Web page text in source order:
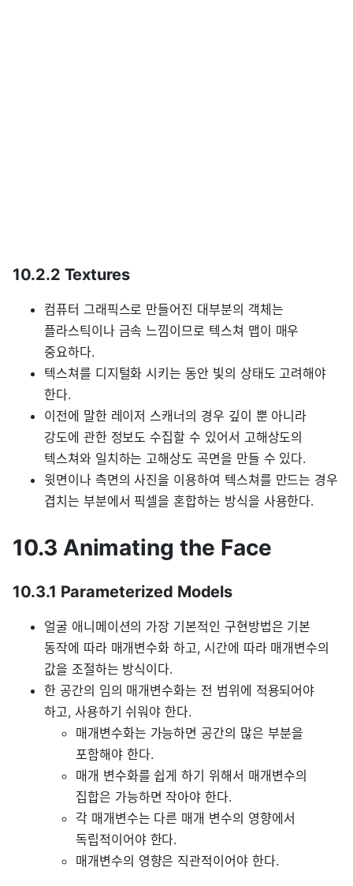
10.2.2 Textures
컴퓨터 그래픽스로 만들어진 대부분의 객체는
플라스틱이나 금속 느낌이므로 텍스쳐 맵이 매우
중요하다.
텍스쳐를 디지털화 시키는 동안 빛의 상태도 고려해야
한다.
이전에 말한 레이저 스캐너의 경우 깊이 뿐 아니라
강도에 관한 정보도 수집할 수 있어서 고해상도의
텍스쳐와 일치하는 고해상도 곡면을 만들 수 있다.
윗면이나 측면의 사진을 이용하여 텍스쳐를 만드는 경우
겹치는 부분에서 픽셀을 혼합하는 방식을 사용한다.
10.3 Animating the Face
10.3.1 Parameterized Models
얼굴 애니메이션의 가장 기본적인 구현방법은 기본
동작에 따라 매개변수화 하고, 시간에 따라 매개변수의
값을 조절하는 방식이다.
한 공간의 임의 매개변수화는 전 범위에 적용되어야
하고, 사용하기 쉬워야 한다.
매개변수화는 가능하면 공간의 많은 부분을
포함해야 한다.
매개 변수화를 쉽게 하기 위해서 매개변수의
집합은 가능하면 작아야 한다.
각 매개변수는 다른 매개 변수의 영향에서
독립적이어야 한다.
매개변수의 영향은 직관적이어야 한다.